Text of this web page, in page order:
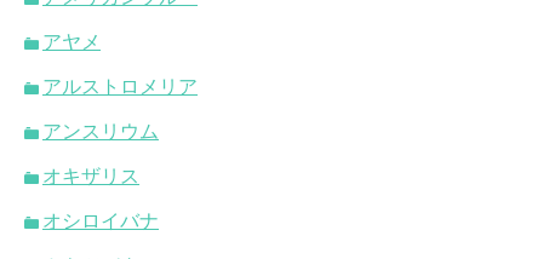
アヤメ
アルストロメリア
アンスリウム
オキザリス
オシロイバナ